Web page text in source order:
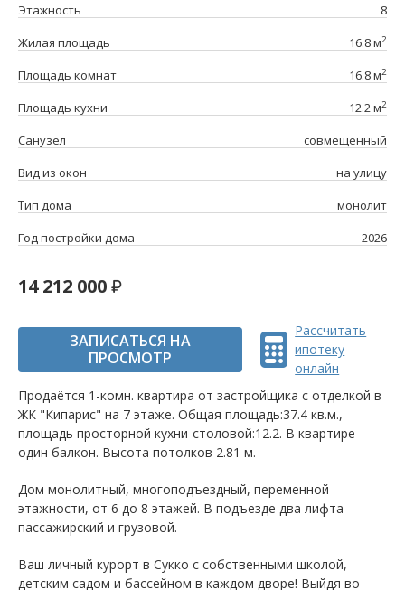
Этажность
8
Жилая площадь
16.8 м2
Площадь комнат 16.8 м2
Площадь кухни 12.2 м2
Санузел
совмещенный
Вид из окон
на улицу
Тип дома
монолит
Год постройки дома
2026
14 212 000
ЗАПИСАТЬСЯ НА
ПРОСМОТР
Рассчитать
ипотеку
онлайн
Продаётся 1-комн. квартира от застройщика c отделкой в
ЖК "Кипарис" на 7 этаже. Общая площадь:37.4 кв.м.,
площадь просторной кухни-столовой:12.2. B квартире
один балкон. Высота потолков 2.81 м.
Дом монолитный, многоподъездный, переменной
этажности, от 6 до 8 этажей. B подъезде два лифта -
пассажирский и грузовой.
Ваш личный курорт в Сукко с собственными школой,
детским садом и бассейном в каждом дворе! Выйдя во